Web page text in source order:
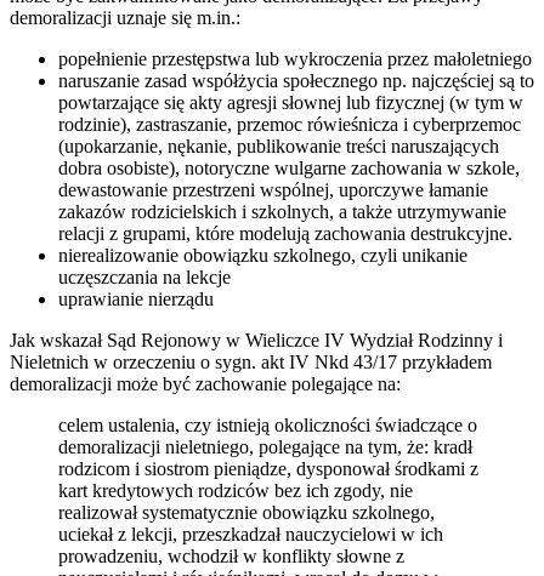
demoralizacji uznaje się m.in.:
popełnienie przestępstwa lub wykroczenia przez małoletniego
naruszanie zasad współżycia społecznego np. najczęściej są to
powtarzające się akty agresji słownej lub fizycznej (w tym w
rodzinie), zastraszanie, przemoc rówieśnicza i cyberprzemoc
(upokarzanie, nękanie, publikowanie treści naruszających
dobra osobiste), notoryczne wulgarne zachowania w szkole,
dewastowanie przestrzeni wspólnej, uporczywe łamanie
zakazów rodzicielskich i szkolnych, a także utrzymywanie
relacji z grupami, które modelują zachowania destrukcyjne.
nierealizowanie obowiązku szkolnego, czyli unikanie
uczęszczania na lekcje
uprawianie nierządu
Jak wskazał Sąd Rejonowy w Wieliczce IV Wydział Rodzinny i
Nieletnich w orzeczeniu o sygn. akt IV Nkd 43/17 przykładem
demoralizacji może być zachowanie polegające na:
celem ustalenia, czy istnieją okoliczności świadczące o
demoralizacji nieletniego, polegające na tym, że: kradł
rodzicom i siostrom pieniądze, dysponował środkami z
kart kredytowych rodziców bez ich zgody, nie
realizował systematycznie obowiązku szkolnego,
uciekał z lekcji, przeszkadzał nauczycielowi w ich
prowadzeniu, wchodził w konflikty słowne z